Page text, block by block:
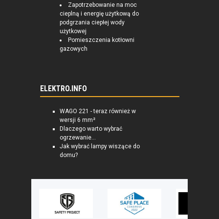
Zapotrzebowanie na moc
cieplną i energię użytkową do
podgrzania ciepłej wody
użytkowej
Pomieszczenia kotłowni
gazowych
ELEKTRO.INFO
WAGO 221 - teraz również w
wersji 6 mm²
Dlaczego warto wybrać
ogrzewanie...
Jak wybrać lampy wiszące do
domu?